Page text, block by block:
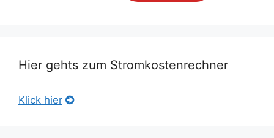
Hier gehts zum Stromkostenrechner
Klick hier